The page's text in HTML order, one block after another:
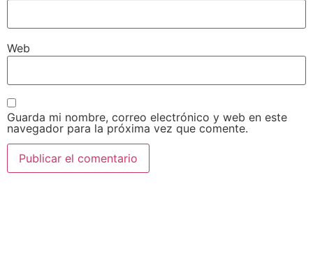
Web
Guarda mi nombre, correo electrónico y web en este
navegador para la próxima vez que comente.